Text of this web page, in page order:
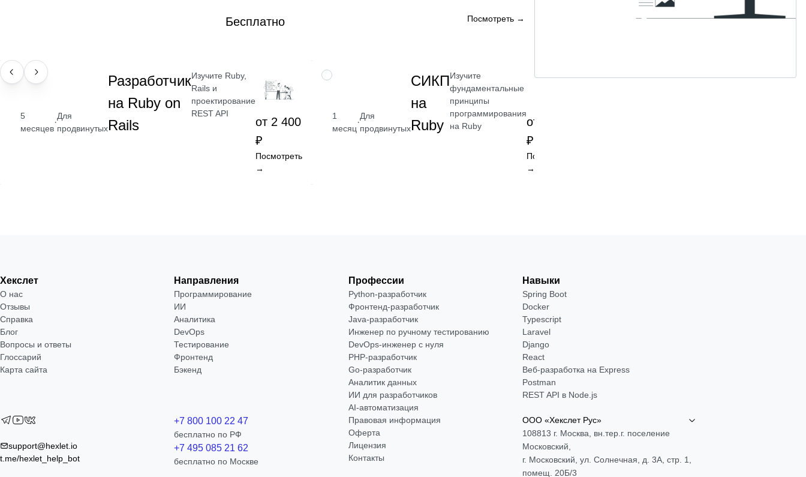
Бесплатно Посмотреть →
ПРОФЕССИЯ
5
месяцев
·
Для
продвинутых
Разработчик
на Ruby on
Rails
Изучите Ruby,
Rails и
проектирование
REST API
от 2 400
₽
Посмотреть
→
НАВЫК
1
месяц
·
Для
продвинутых
СИКП
на
Ruby
Изучите
фундаментальные
принципы
программирования
на Ruby
от 2 400
₽
Посмотреть
→
АлгоритмыАлгоритмы
Хекслет
О нас
Отзывы
Справка
Блог
Вопросы и ответы
Глоссарий
Карта сайта
Направления
Программирование
ИИ
Аналитика
DevOps
Тестирование
Фронтенд
Бэкенд
Профессии
Python-разработчик
Фронтенд-разработчик
Java-разработчик
Инженер по ручному тестированию
DevOps-инженер с нуля
РНР-разработчик
Go-разработчик
Аналитик данных
ИИ для разработчиков
AI-автоматизация
Навыки
Spring Boot
Docker
Typescript
Laravel
Django
React
Веб-разработка на Express
Postman
REST API в Node.js
support@hexlet.io
t.me/hexlet_help_bot
+7 800 100 22 47
бесплатно по РФ
+7 495 085 21 62
бесплатно по Москве
Правовая информация
Оферта
Лицензия
Контакты
ООО «Хекслет Рус»
108813 г. Москва, вн.тер.г. поселение
Московский,
г. Московский, ул. Солнечная, д. 3А, стр. 1,
помещ. 20Б/3